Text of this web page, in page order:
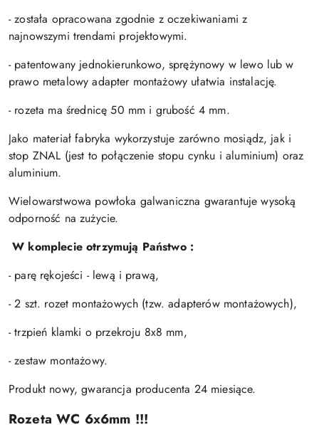
- została opracowana zgodnie z oczekiwaniami z
najnowszymi trendami projektowymi.
- patentowany jednokierunkowo, sprężynowy w lewo lub w
prawo metalowy adapter montażowy ułatwia instalację.
- rozeta ma średnicę 50 mm i grubość 4 mm.
Jako materiał fabryka wykorzystuje zarówno mosiądz, jak i
stop ZNAL (jest to połączenie stopu cynku i aluminium) oraz
aluminium.
Wielowarstwowa powłoka galwaniczna gwarantuje wysoką
odporność na zużycie.
W komplecie otrzymują Państwo :
- parę rękojeści - lewą i prawą,
- 2 szt. rozet montażowych (tzw. adapterów montażowych),
- trzpień klamki o przekroju 8x8 mm,
- zestaw montażowy.
Produkt nowy, gwarancja producenta 24 miesiące.
Rozeta WC 6x6mm !!!